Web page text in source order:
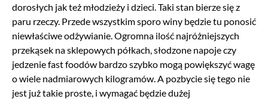
dorosłych jak też młodzieży i dzieci. Taki stan bierze się z
paru rzeczy. Przede wszystkim sporo winy będzie tu ponosić
niewłaściwe odżywianie. Ogromna ilość najróżniejszych
przekąsek na sklepowych półkach, słodzone napoje czy
jedzenie fast foodów bardzo szybko mogą powiększyć wagę
o wiele nadmiarowych kilogramów. A pozbycie się tego nie
jest już takie proste, i wymagać będzie dużej